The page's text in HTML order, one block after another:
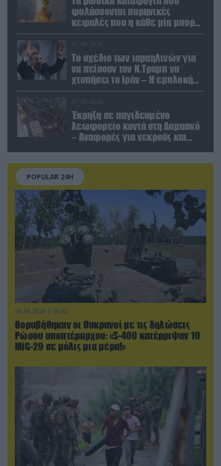
φυλάσσονται πυρηνικές
κεφαλές που η κάθε μία μπορεί
να καταστρέψει «μία
Το σχέδιο των ισραηλινών για
να πείσουν τον Ν.Τραμπ να
χτυπήσει το Ιράν – Η εμπλοκή
του Μ.Αχμαντινετζάντ
Έκρηξη σε παγιδευμένο
λεωφορείο κοντά στη Δαμασκό
– Αναφορές για νεκρούς και
POPULAR 24H
06.08.2026 | 00:02
Θορυβήθηκαν οι Ουκρανοί με τις δηλώσεις
Ρώσου υποπτέραρχου: «S-400 κατέρριψαν 10
MiG-29 σε μόλις μια μέρα!»